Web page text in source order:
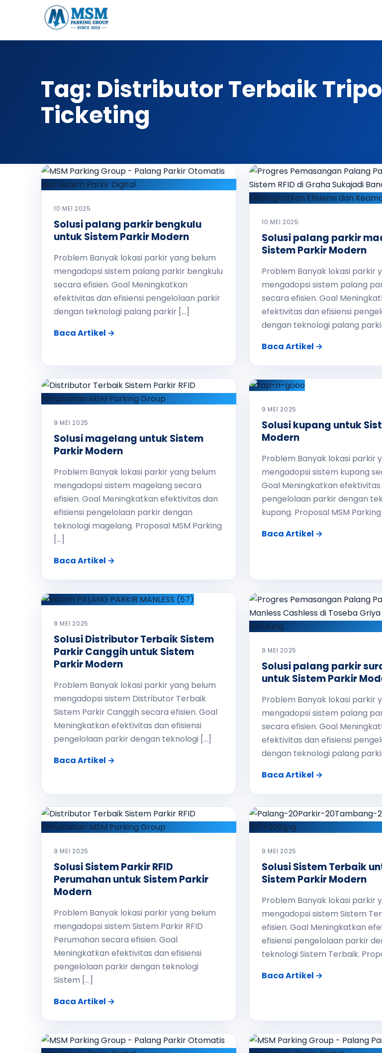
Tag: Distributor Terbaik
Ticketing
10 MEI 2025
Solusi palang parkir bengkulu
untuk Sistem Parkir Modern
Problem Banyak lokasi parkir yang belum
mengadopsi sistem palang parkir bengkulu
secara efisien. Goal Meningkatkan
efektivitas dan efisiensi pengelolaan parkir
dengan teknologi palang parkir […]
Baca Artikel →
10 MEI 2025
Solusi palang parkir
Sistem Parkir Modern
Problem Banyak lokasi parkir
mengadopsi sistem palang
secara efisien. Goal
efektivitas dan efisiensi
dengan teknologi palang
Baca Artikel →
9 MEI 2025
Solusi magelang untuk Sistem
Parkir Modern
Problem Banyak lokasi parkir yang belum
mengadopsi sistem magelang secara
efisien. Goal Meningkatkan efektivitas dan
efisiensi pengelolaan parkir dengan
teknologi magelang. Proposal MSM Parking
[…]
Baca Artikel →
9 MEI 2025
Solusi kupang untuk
Modern
Problem Banyak lokasi parkir
mengadopsi sistem kupang
Goal Meningkatkan efektivitas
pengelolaan parkir dengan
kupang. Proposal MSM
Baca Artikel →
9 MEI 2025
Solusi Distributor Terbaik Sistem
Parkir Canggih untuk Sistem
Parkir Modern
Problem Banyak lokasi parkir yang belum
mengadopsi sistem Distributor Terbaik
Sistem Parkir Canggih secara efisien. Goal
Meningkatkan efektivitas dan efisiensi
pengelolaan parkir dengan teknologi […]
Baca Artikel →
9 MEI 2025
Solusi palang parkir
untuk Sistem Parkir
Problem Banyak lokasi parkir
mengadopsi sistem palang
secara efisien. Goal
efektivitas dan efisiensi
dengan teknologi palang
Baca Artikel →
9 MEI 2025
Solusi Sistem Parkir RFID
Perumahan untuk Sistem Parkir
Modern
Problem Banyak lokasi parkir yang belum
mengadopsi sistem Sistem Parkir RFID
Perumahan secara efisien. Goal
Meningkatkan efektivitas dan efisiensi
pengelolaan parkir dengan teknologi
Sistem […]
Baca Artikel →
9 MEI 2025
Solusi Sistem Terbaik
Sistem Parkir Modern
Problem Banyak lokasi parkir
mengadopsi sistem Sistem
efisien. Goal Meningkatkan
efisiensi pengelolaan parkir
teknologi Sistem Terbaik.
Baca Artikel →